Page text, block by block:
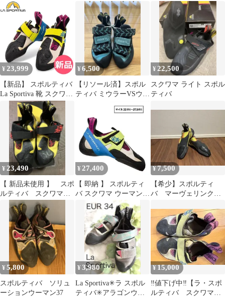
ワマ Ws サイズ40
マン w 37.5
¥ 23,999
【新品】 スポルティバ
La Sportiva 靴 スクワマ
20I705613 Skwama
Woman クライミング
ボルダリング ロックク
ライミング 人気モデル
レディース 約
25cm（EUサイズ39）
[LSV-96]
¥6,500
【リソール済】スポル
ティバ ミウラーVSウー
¥22,500
スクワマ ライト スポル
ティバ
¥ 23,490
【 新品未使用 】 スポ
ルティバ スクワマ
EU39
¥ 27,400
【 即納 】 スポルティ
バ スクワマ ウーマン |
La Sportiva Women's
Skwama サイズ
33(EU)～37.5(EU)
¥7,500
【希少】スポルティ
バ マーヴェリンク
¥5,800
スポルティバ ソリュ
ーションウーマン37
¥3,980
La Sportiva✳︎ラ スポル
ティバ✳︎アラゴンウー
¥15,000
‼️値下げ中‼️【ラ・スポ
ルティバ スクワマ